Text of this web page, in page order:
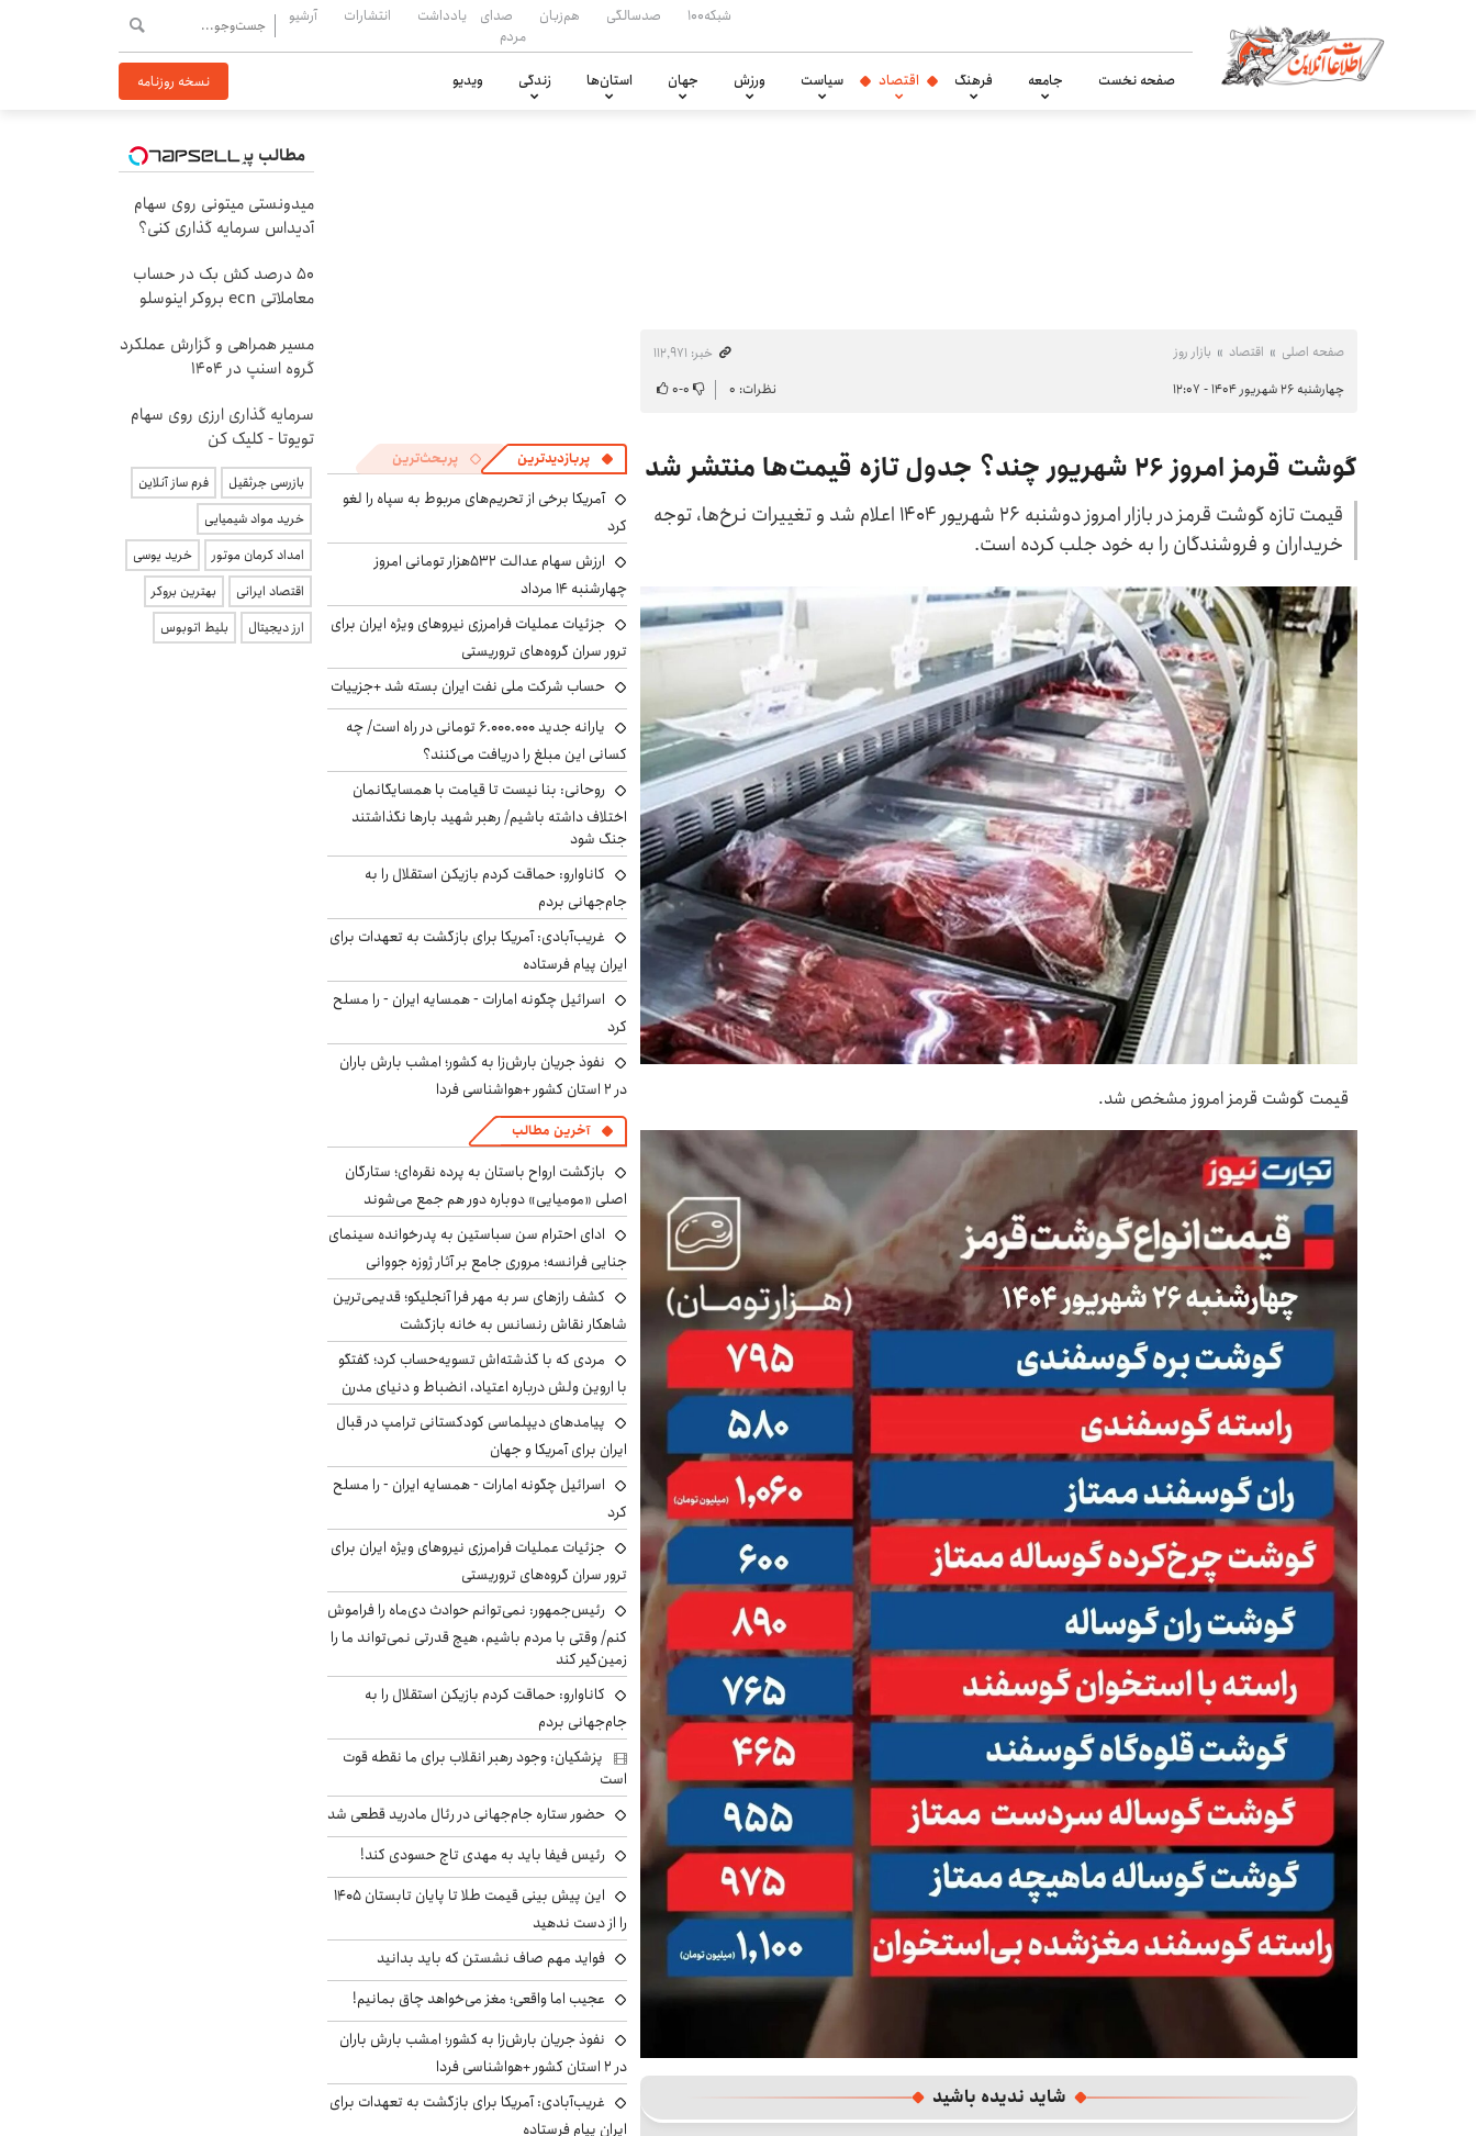
شبکه۱۰۰ صدسالگی هم‌زبان
صدای
مردم
یادداشت انتشارات آرشیو
صفحه نخست جامعه فرهنگ اقتصاد سیاست ورزش جهان استان‌ها زندگی ویدیو نسخه روزنامه
صفحه اصلی اقتصاد بازار روز
خبر: ۱۱۲٬۹۷۱
چهارشنبه ۲۶ شهریور ۱۴۰۴ - ۱۲:۰۷
نظرات: ۰ ۰-۰
گوشت قرمز امروز ۲۶ شهریور چند؟ جدول تازه قیمت‌ها منتشر شد
قیمت تازه گوشت قرمز در بازار امروز دوشنبه ۲۶ شهریور ۱۴۰۴ اعلام شد و تغییرات نرخ‌ها، توجه
خریداران و فروشندگان را به خود جلب کرده است.
قیمت گوشت قرمز امروز مشخص شد.
شاید ندیده باشید
پربازدیدترین پربحث‌ترین
آمریکا برخی از تحریم‌های مربوط به سپاه را لغو
کرد
ارزش سهام عدالت ۵۳۲هزار تومانی امروز
چهارشنبه ۱۴ مرداد
جزئیات عملیات فرامرزی نیروهای ویژه ایران برای
ترور سران گروه‌های تروریستی
حساب‌ شرکت ملی نفت ایران بسته شد +جزییات
یارانه جدید ۶.۰۰۰.۰۰۰ تومانی در راه است/ چه
کسانی این مبلغ را دریافت می‌کنند؟
روحانی: بنا نیست تا قیامت با همسایگانمان
اختلاف داشته باشیم/ رهبر شهید بارها نگذاشتند
جنگ شود
کاناوارو: حماقت کردم بازیکن استقلال را به
جام‌جهانی بردم
غریب‌آبادی: آمریکا برای بازگشت به تعهدات برای
ایران پیام فرستاده
اسرائیل چگونه امارات - همسایه ایران - را مسلح
کرد
نفوذ جریان بارش‌زا به کشور؛ امشب بارش باران
در ۲ استان کشور +هواشناسی فردا
آخرین مطالب
بازگشت ارواح باستان به پرده نقره‌ای؛ ستارگان
اصلی «مومیایی» دوباره دور هم جمع می‌شوند
ادای احترام سن سباستین به پدرخوانده سینمای
جنایی فرانسه؛ مروری جامع بر آثار ژوزه جووانی
کشف رازهای سر به مهر فرا آنجلیکو؛ قدیمی‌ترین
شاهکار نقاش رنسانس به خانه بازگشت
مردی که با گذشته‌اش تسویه‌حساب کرد؛ گفتگو
با اروین ولش درباره اعتیاد، انضباط و دنیای مدرن
پیامدهای دیپلماسی کودکستانی ترامپ در قبال
ایران برای آمریکا و جهان
اسرائیل چگونه امارات - همسایه ایران - را مسلح
کرد
جزئیات عملیات فرامرزی نیروهای ویژه ایران برای
ترور سران گروه‌های تروریستی
رئیس‌جمهور: نمی‌توانم حوادث دی‌ماه را فراموش
کنم/ وقتی با مردم باشیم، هیچ قدرتی نمی‌تواند ما را
زمین‌گیر کند
کاناوارو: حماقت کردم بازیکن استقلال را به
جام‌جهانی بردم
پزشکیان: وجود رهبر انقلاب برای ما نقطه قوت
است
حضور ستاره جام‌جهانی در رئال مادرید قطعی شد
رئیس فیفا باید به مهدی تاج حسودی کند!
این پیش بینی قیمت طلا تا پایان تابستان ۱۴۰۵
را از دست ندهید
فواید مهم صاف نشستن که باید بدانید
عجیب اما واقعی؛ مغز می‌خواهد چاق بمانیم!
نفوذ جریان بارش‌زا به کشور؛ امشب بارش باران
در ۲ استان کشور +هواشناسی فردا
غریب‌آبادی: آمریکا برای بازگشت به تعهدات برای
ایران پیام فرستاده
مطالب پیشنهادی
میدونستی میتونی روی سهام
آدیداس سرمایه گذاری کنی؟
۵۰ درصد کش بک در حساب
معاملاتی ecn بروکر اینوسلو
مسیر همراهی و گزارش عملکرد
گروه اسنپ در ۱۴۰۴
سرمایه گذاری ارزی روی سهام
تویوتا - کلیک کن
بازرسی جرثقیل
فرم ساز آنلاین
خرید مواد شیمیایی
امداد کرمان موتور
خرید یوسی
اقتصاد ایرانی
بهترین بروکر
ارز دیجیتال
بلیط اتوبوس